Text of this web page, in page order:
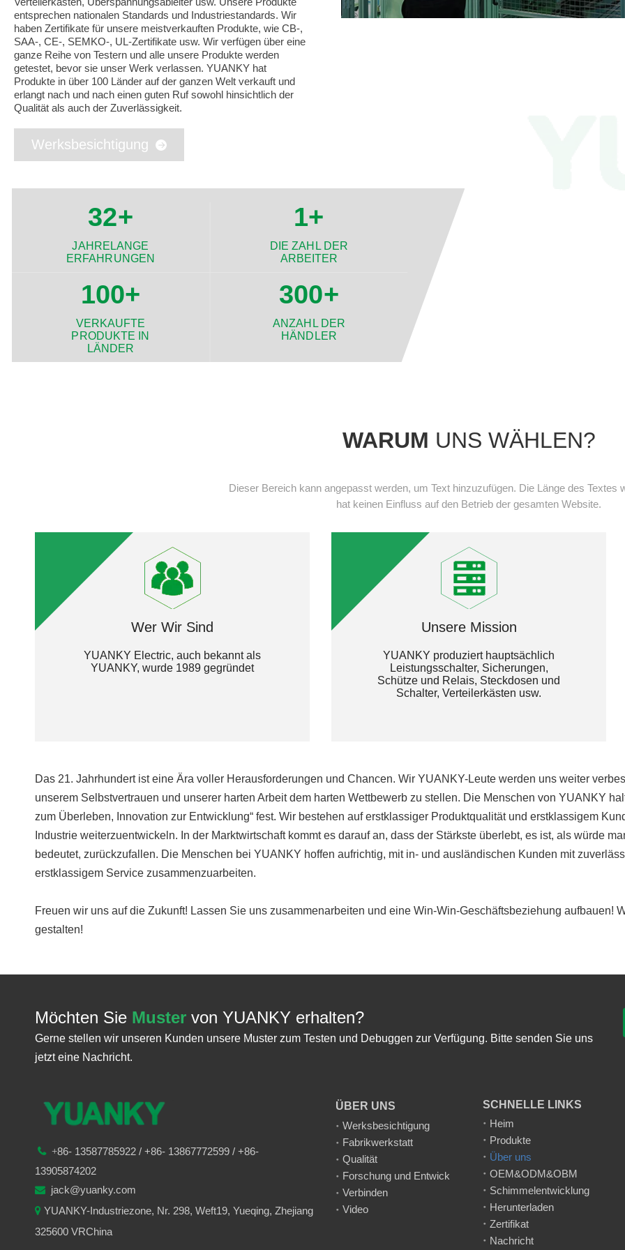
entsprechen nationalen Standards und Industriestandards. Wir
haben Zertifikate für unsere meistverkauften Produkte, wie CB-,
SAA-, CE-, SEMKO-, UL-Zertifikate usw. Wir verfügen über eine
ganze Reihe von Testern und alle unsere Produkte werden
getestet, bevor sie unser Werk verlassen. YUANKY hat
Produkte in über 100 Länder auf der ganzen Welt verkauft und
erlangt nach und nach einen guten Ruf sowohl hinsichtlich der
Qualität als auch der Zuverlässigkeit.
Werksbesichtigung
32+
JAHRELANGE
ERFAHRUNGEN
1+
DIE ZAHL DER
ARBEITER
100+
VERKAUFTE
PRODUKTE IN
LÄNDER
300+
ANZAHL DER
HÄNDLER
WARUM UNS WÄHLEN?
Dieser Bereich kann angepasst werden, um Text hinzuzufügen. Die Länge des Textes
hat keinen Einfluss auf den Betrieb der gesamten Website.
Wer Wir Sind
YUANKY Electric, auch bekannt als
YUANKY, wurde 1989 gegründet
Unsere Mission
YUANKY produziert hauptsächlich
Leistungsschalter, Sicherungen,
Schütze und Relais, Steckdosen und
Schalter, Verteilerkästen usw.​​​​​​​
Das 21. Jahrhundert ist eine Ära voller Herausforderungen und Chancen. Wir YUANKY-Leute werden uns weiter
unserem Selbstvertrauen und unserer harten Arbeit dem harten Wettbewerb zu stellen. Die Menschen von YUANKY
zum Überleben, Innovation zur Entwicklung“ fest. Wir bestehen auf erstklassiger Produktqualität und erstklassigem
Industrie weiterzuentwickeln. In der Marktwirtschaft kommt es darauf an, dass der Stärkste überlebt, es ist, als würde
bedeutet, zurückzufallen. Die Menschen bei YUANKY hoffen aufrichtig, mit in- und ausländischen Kunden mit
erstklassigem Service zusammenzuarbeiten.
Freuen wir uns auf die Zukunft! Lassen Sie uns zusammenarbeiten und eine Win-Win-Geschäftsbeziehung aufbauen!
gestalten!
Möchten Sie Muster von YUANKY erhalten?
Gerne stellen wir unseren Kunden unsere Muster zum Testen und Debuggen zur Verfügung. Bitte senden Sie uns
jetzt eine Nachricht.
 +86- 13587785922 / +86- 13867772599 / +86-
13905874202
 jack@yuanky.com
 YUANKY-Industriezone, Nr. 298, Weft19, Yueqing, Zhejiang
325600 VRChina
ÜBER UNS
Werksbesichtigung
Fabrikwerkstatt
Qualität
Verbinden
Video
SCHNELLE LINKS
Heim
Produkte
Über uns
OEM&ODM&OBM
Schimmelentwicklung
Herunterladen
Zertifikat
Nachricht